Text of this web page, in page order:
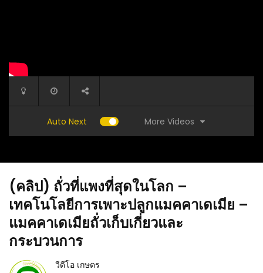
Auto Next More Videos
บสัตว์
ประหยัดต้นทุน ปลอดสารพิษ
(คลิป) ถั่วที่แพงที่สุดในโลก –
เทคโนโลยีการเพาะปลูกแมคคาเดเมีย –
แมคคาเดเมียถั่วเก็บเกี่ยวและ
กระบวนการ
วีดีโอ เกษตร